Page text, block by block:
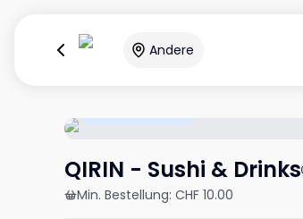
Andere
QIRIN - Sushi & Drinks
Min. Bestellung: CHF 10.00